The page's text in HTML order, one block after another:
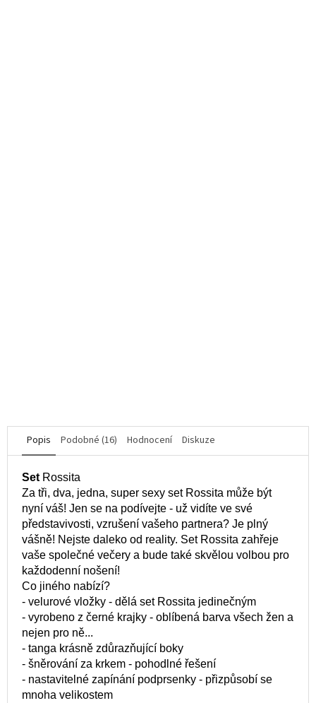
Popis Podobné (16) Hodnocení Diskuze
Set Rossita
Za tři, dva, jedna, super sexy set Rossita může být
nyní váš! Jen se na podívejte - už vidíte ve své
představivosti, vzrušení vašeho partnera? Je plný
vášně! Nejste daleko od reality. Set Rossita zahřeje
vaše společné večery a bude také skvělou volbou pro
každodenní nošení!
Co jiného nabízí?
- velurové vložky - dělá set Rossita jedinečným
- vyrobeno z černé krajky - oblíbená barva všech žen a
nejen pro ně...
- tanga krásně zdůrazňující boky
- šněrování za krkem - pohodlné řešení
- nastavitelné zapínání podprsenky - přizpůsobí se
mnoha velikostem